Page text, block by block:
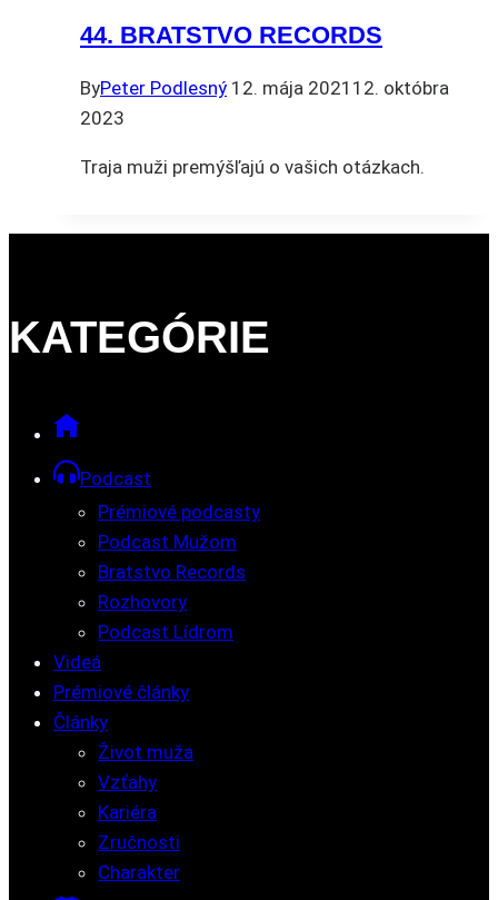
44. BRATSTVO RECORDS
ByPeter Podlesný 12. mája 2021 12. októbra
2023
Traja muži premýšľajú o vašich otázkach.
KATEGÓRIE
Podcast
Prémiové podcasty
Podcast Mužom
Bratstvo Records
Rozhovory
Podcast Lídrom
Videá
Prémiové články
Články
Život muža
Vzťahy
Kariéra
Zručnosti
Charakter